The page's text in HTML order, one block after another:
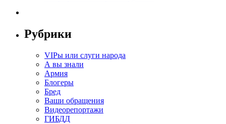
Рубрики
VIPы или слуги народа
А вы знали
Армия
Блогеры
Бред
Ваши обращения
Видеорепортажи
ГИБДД